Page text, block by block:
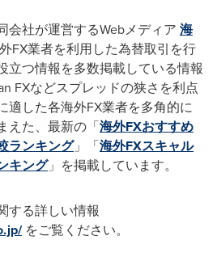
会社が運営するWebメディア 海
FX業者を利用した為替取引を行
立つ情報を多数掲載している情報
FXなどスプレッドの狭さを利点
適した各海外FX業者を多角的に
えた、最新の「海外FXおすすめ
ランキング」「海外FXスキャル
キング」を掲載しています。
する詳しい情報
をご覧ください。